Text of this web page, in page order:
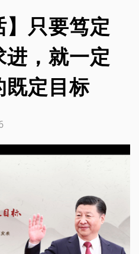
】只要笃定
，就一定
定目标